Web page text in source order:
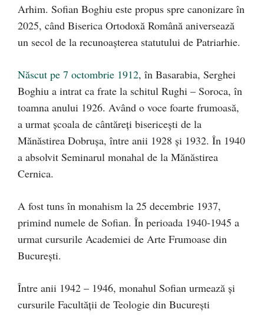
Arhim. Sofian Boghiu este propus spre canonizare în
2025, când Biserica Ortodoxă Română aniversează
un secol de la recunoașterea statutului de Patriarhie.
Născut pe 7 octombrie 1912, în Basarabia, Serghei
Boghiu a intrat ca frate la schitul Rughi – Soroca, în
toamna anului 1926. Având o voce foarte frumoasă,
a urmat școala de cântăreți bisericești de la
Mănăstirea Dobrușa, între anii 1928 și 1932. În 1940
a absolvit Seminarul monahal de la Mănăstirea
Cernica.
A fost tuns în monahism la 25 decembrie 1937,
primind numele de Sofian. În perioada 1940-1945 a
urmat cursurile Academiei de Arte Frumoase din
București.
Între anii 1942 – 1946, monahul Sofian urmează și
cursurile Facultății de Teologie din București